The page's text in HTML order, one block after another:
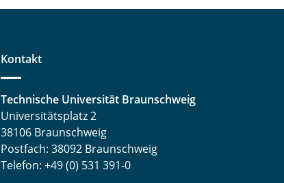
Kontakt
Technische Universität Braunschweig
Universitätsplatz 2
38106 Braunschweig
Postfach: 38092 Braunschweig
Telefon: +49 (0) 531 391-0